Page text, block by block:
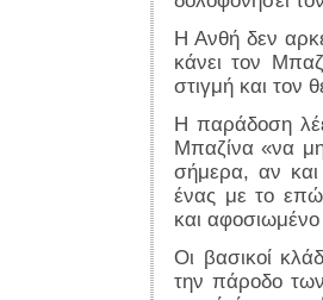
Η Ανθή δεν
κάνει τον
στιγμή και τον
Η παράδοση
Μπαζίνα «να
σήμερα, αν
ένας με το
και
Οι βασικοί
την πάροδο